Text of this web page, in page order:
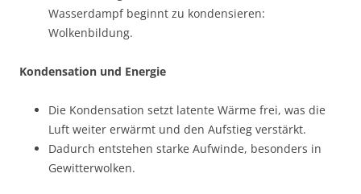
Wasserdampf beginnt zu kondensieren:
Wolkenbildung.
Kondensation und Energie
Die Kondensation setzt latente Wärme frei, was die
Luft weiter erwärmt und den Aufstieg verstärkt.
Dadurch entstehen starke Aufwinde, besonders in
Gewitterwolken.